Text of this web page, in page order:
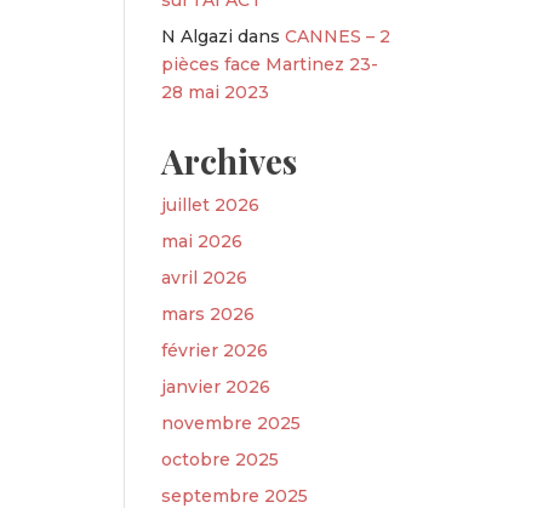
N Algazi dansCANNES – 2
pièces face Martinez 23-
28 mai 2023
Archives
juillet 2026
mai 2026
avril 2026
mars 2026
février 2026
janvier 2026
novembre 2025
octobre 2025
septembre 2025